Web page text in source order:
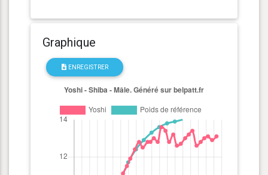
Graphique
ENREGISTRER